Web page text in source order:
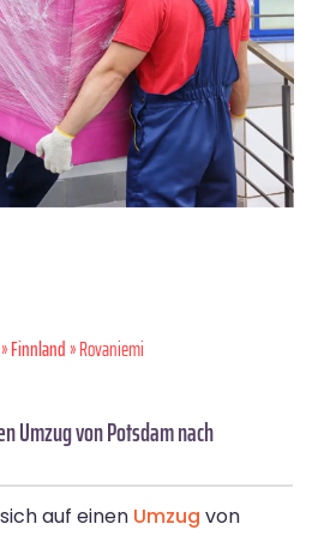
»Finnland» Rovaniemi
Umzug von Potsdam nach
auf einen Umzug von